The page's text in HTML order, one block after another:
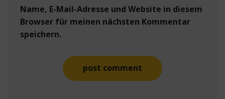
Name, E-Mail-Adresse und Website in diesem
Browser für meinen nächsten Kommentar
speichern.